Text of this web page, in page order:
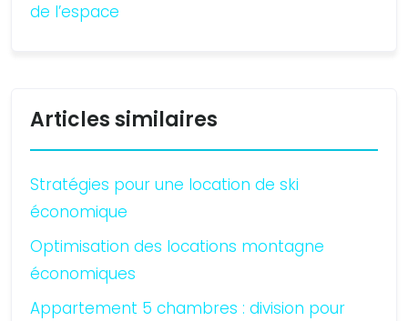
de l’espace
Articles similaires
Stratégies pour une location de ski
économique
Optimisation des locations montagne
économiques
Appartement 5 chambres : division pour